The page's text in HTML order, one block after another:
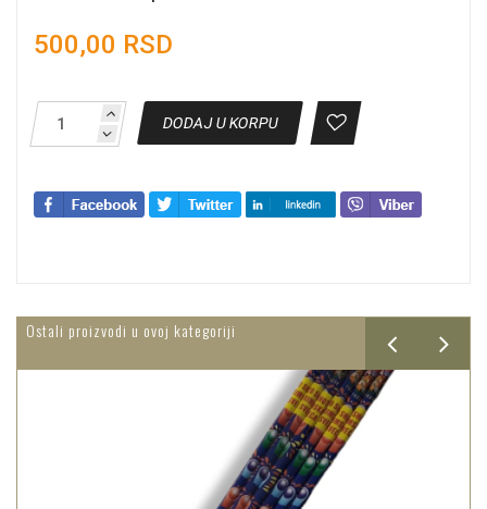
500,00 RSD
DODAJ U KORPU
Ostali proizvodi u ovoj kategoriji